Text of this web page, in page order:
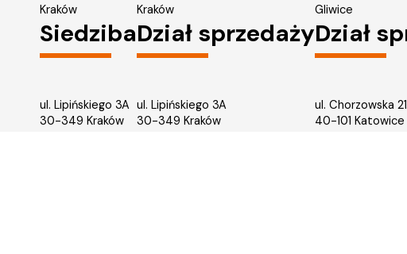
Kraków
Siedziba
ul. Lipińskiego 3A
30-349 Kraków
Kraków
Dział sprzedaży
ul. Lipińskiego 3A
30-349 Kraków
Gliwice
Dział
ul. Chorzowska
40-101 Katowice